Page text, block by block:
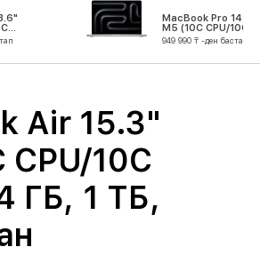
MacBook Pro 14.2"
M5 (10C CPU/10C
GPU)
949 990 ₸ -ден бастап
Air 15.3"
CPU/10C
ГБ, 1 ТБ,